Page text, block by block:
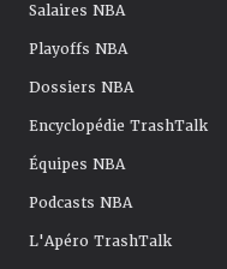
Salaires NBA
Playoffs NBA
Dossiers NBA
Encyclopédie TrashTalk
Équipes NBA
Podcasts NBA
L'Apéro TrashTalk